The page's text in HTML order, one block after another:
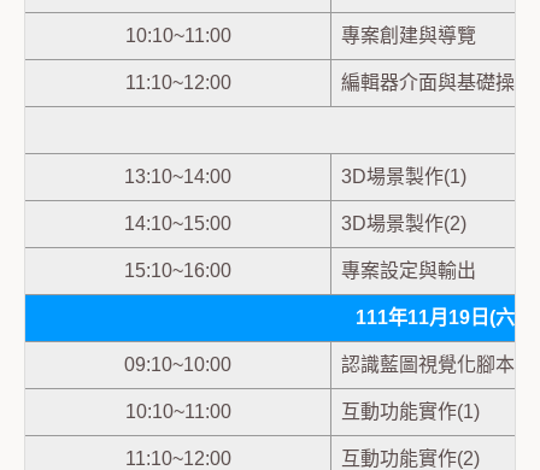
10:10~11:00 專案創建與導覽
11:10~12:00 編輯器介面與基礎操作
13:10~14:00 3D場景製作(1)
14:10~15:00 3D場景製作(2)
15:10~16:00 專案設定與輸出
111年11月19日(六)
09:10~10:00 認識藍圖視覺化腳本
10:10~11:00 互動功能實作(1)
11:10~12:00 互動功能實作(2)